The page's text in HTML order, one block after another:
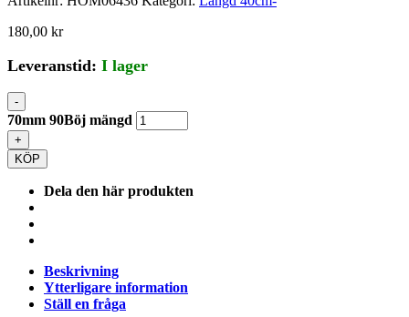
180,00 kr
Leveranstid: I lager
-
70mm 90Böj mängd
+
KÖP
Dela den här produkten
Beskrivning
Ytterligare information
Ställ en fråga